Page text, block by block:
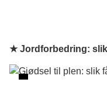
★ Jordforbedring: